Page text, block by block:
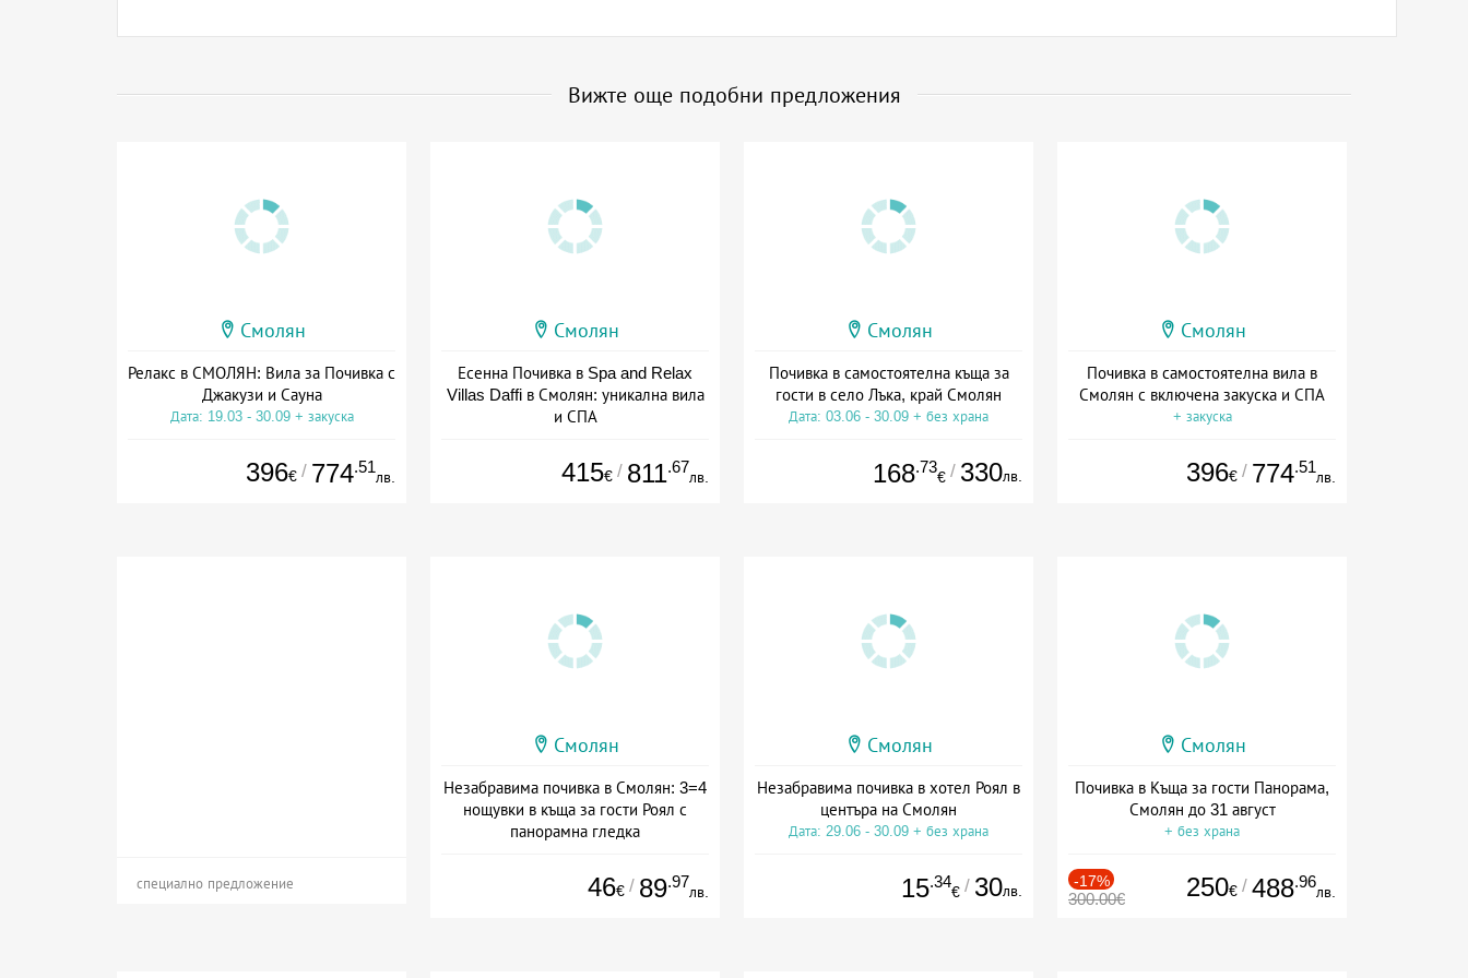
Вижте още подобни предложения
Смолян
Релакс в СМОЛЯН: Вила за Почивка с
Джакузи и Сауна
Дата: 19.03 - 30.09 + закуска
396€ / 774.51
лв.
Смолян
Есенна Почивка в Spa and Relax
Villas Daffi в Смолян: уникална вила
и СПА
415€ / 811.67
лв.
Смолян
Почивка в самостоятелна къща за
гости в село Лъка, край Смолян
Дата: 03.06 - 30.09 + без храна
168.73
€ / 330лв.
Смолян
Почивка в самостоятелна вила в
Смолян с включена закуска и СПА
+ закуска
396€ / 774.51
лв.
специално предложение
Смолян
Незабравима почивка в Смолян: 3=4
нощувки в къща за гости Роял с
панорамна гледка
46€ / 89.97
лв.
Смолян
Незабравима почивка в хотел Роял в
центъра на Смолян
Дата: 29.06 - 30.09 + без храна
15.34
€ / 30лв.
Смолян
Почивка в Къща за гости Панорама,
Смолян до 31 август
+ без храна
-17%
300.00€ 250€ / 488.96
лв.